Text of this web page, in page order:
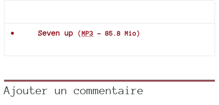
Seven up (MP3 - 85.8 Mio)
Ajouter un commentaire